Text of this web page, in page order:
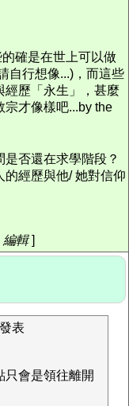
確是在世上可以做
自行想像...)，而這些
經歷「永生」，甚麼
宗才像樣吧...by the
否還在求學階段？
經歷與他/ 她對信仰
編輯]
表
只會是領往離開